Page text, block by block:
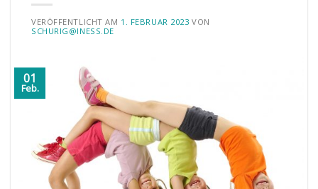
VERÖFFENTLICHT AM 1. FEBRUAR 2023 VON
SCHURIG@INESS.DE
01
Feb.